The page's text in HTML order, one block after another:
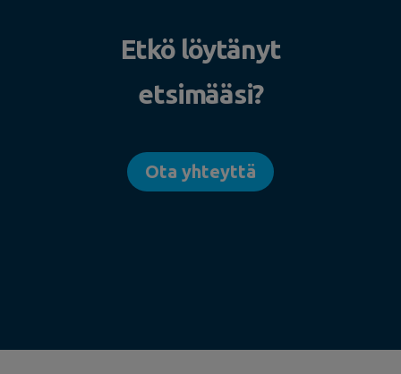
Etkö löytänyt
etsimääsi?
Ota yhteyttä